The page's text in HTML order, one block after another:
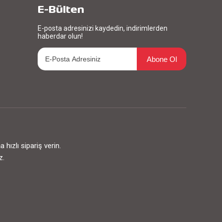
E-Bülten
E-posta adresinizi kaydedin, indirimlerden
haberdar olun!
Abone Ol
sipariş verin.